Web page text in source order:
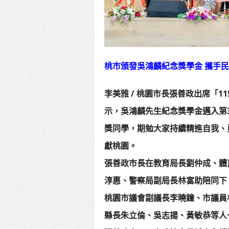
桃市頒發吳鴻麟紀念獎學金 攜手
李美雅 / 桃園市長張善政出席「
示，吳鴻麟先生紀念獎學金邁入
獎同學，期勉大家持續精進自我
獻桃園。
張善政市長在教育局長劉仲成、
淳惠、警察局副局長林富助陪同
桃園市議會副議長李曉鐘、市議
縣長朱立倫、吳志揚、黃敏恭等